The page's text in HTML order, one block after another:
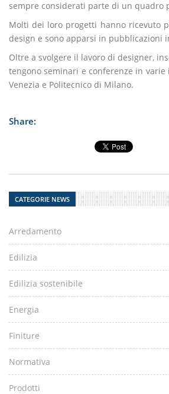
sempre considerati parte di un quadro
Molti dei loro progetti hanno ricevuto
design e sono apparsi in pubblicazioni
Oltre a svolgere il lavoro di designer,
tengono seminari e conferenze in
Venezia e Politecnico di Milano.
Share:
CATEGORIE NEWS
Arredamento
Edilizia
Edilizia sostenibile
Energia
Finiture
Normativa
Prodotti